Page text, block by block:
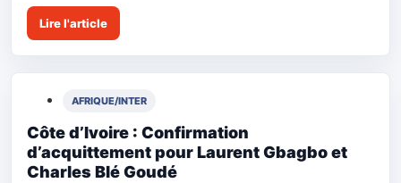
Lire l'article
AFRIQUE/INTER
Côte d’Ivoire : Confirmation
d’acquittement pour Laurent Gbagbo et
Charles Blé Goudé